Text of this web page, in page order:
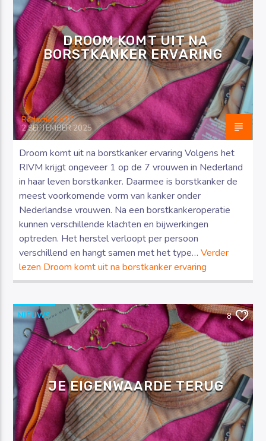
Luister RAZO online
DROOM KOMT UIT NA
BORSTKANKER ERVARING
Redactie RAZO
2 SEPTEMBER 2025
Droom komt uit na borstkanker ervaring Volgens het
RIVM krijgt ongeveer 1 op de 7 vrouwen in Nederland
in haar leven borstkanker. Daarmee is borstkanker de
meest voorkomende vorm van kanker onder
Nederlandse vrouwen. Na een borstkankeroperatie
kunnen verschillende klachten en bijwerkingen
optreden. Het herstel verloopt per persoon
verschillend en hangt samen met het type…Verder
lezen Droom komt uit na borstkanker ervaring
NIEUWS 8
JE EIGENWAARDE TERUG